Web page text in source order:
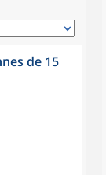
de 15